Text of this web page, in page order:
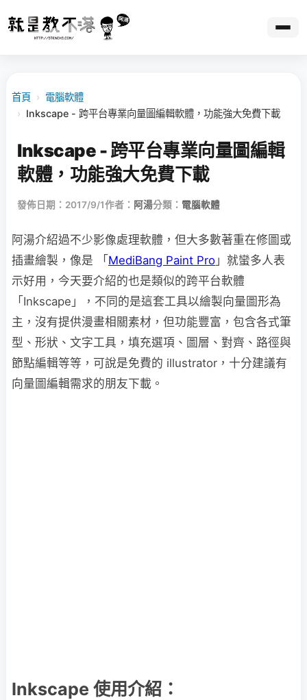
首頁 › 電腦軟體
› Inkscape - 跨平台專業向量圖編輯軟體，功能強大免費下載
Inkscape - 跨平台專業向量圖編輯
軟體，功能強大免費下載
發佈日期：2017/9/1作者： 阿湯分類： 電腦軟體
阿湯介紹過不少影像處理軟體，但大多數著重在修圖或
插畫繪製，像是 「 MediBang Paint Pro 」就蠻多人表
示好用，今天要介紹的也是類似的跨平台軟體
「Inkscape」，不同的是這套工具以繪製向量圖形為
主，沒有提供漫畫相關素材，但功能豐富，包含各式筆
型、形狀、文字工具，填充選項、圖層、對齊、路徑與
節點編輯等等，可說是免費的 illustrator，十分建議有
向量圖編輯需求的朋友下載。
Inkscape 使用介紹：